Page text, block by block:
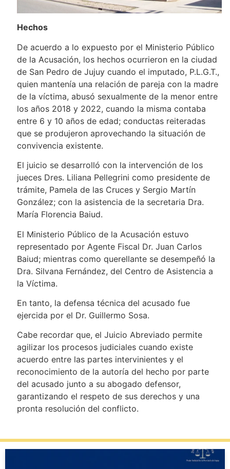
Hechos
De acuerdo a lo expuesto por el Ministerio Público
de la Acusación, los hechos ocurrieron en la ciudad
de San Pedro de Jujuy cuando el imputado, P.L.G.T.,
quien mantenía una relación de pareja con la madre
de la víctima, abusó sexualmente de la menor entre
los años 2018 y 2022, cuando la misma contaba
entre 6 y 10 años de edad; conductas reiteradas
que se produjeron aprovechando la situación de
convivencia existente.
El juicio se desarrolló con la intervención de los
jueces Dres. Liliana Pellegrini como presidente de
trámite, Pamela de las Cruces y Sergio Martín
González; con la asistencia de la secretaria Dra.
María Florencia Baiud.
El Ministerio Público de la Acusación estuvo
representado por Agente Fiscal Dr. Juan Carlos
Baiud; mientras como querellante se desempeñó la
Dra. Silvana Fernández, del Centro de Asistencia a
la Víctima.
En tanto, la defensa técnica del acusado fue
ejercida por el Dr. Guillermo Sosa.
Cabe recordar que, el Juicio Abreviado permite
agilizar los procesos judiciales cuando existe
acuerdo entre las partes intervinientes y el
reconocimiento de la autoría del hecho por parte
del acusado junto a su abogado defensor,
garantizando el respeto de sus derechos y una
pronta resolución del conflicto.